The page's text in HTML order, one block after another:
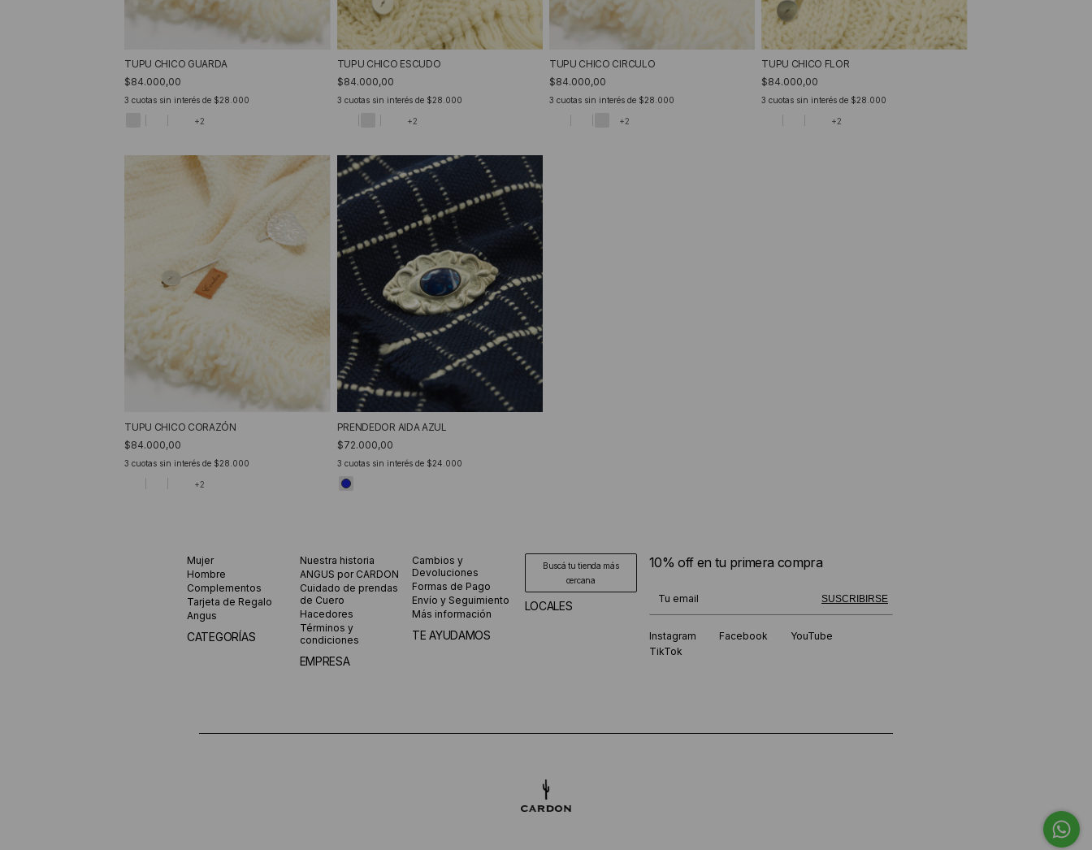
TUPU CHICO GUARDA
$84.000,00
3 cuotas sin interés de $28.000
+2
TUPU CHICO ESCUDO
$84.000,00
3 cuotas sin interés de $28.000
+2
TUPU CHICO CIRCULO
$84.000,00
3 cuotas sin interés de $28.000
+2
TUPU CHICO FLOR
$84.000,00
3 cuotas sin interés de $28.000
+2
TUPU CHICO CORAZÓN
$84.000,00
3 cuotas sin interés de $28.000
+2
PRENDEDOR AIDA AZUL
$72.000,00
3 cuotas sin interés de $24.000
Mujer
Hombre
Complementos
Tarjeta de Regalo
Angus
CATEGORÍAS
Nuestra historia
ANGUS por CARDON
Cuidado de prendas
de Cuero
Hacedores
Términos y
condiciones
EMPRESA
Cambios y
Devoluciones
Formas de Pago
Envío y Seguimiento
Más información
TE AYUDAMOS
Buscá tu tienda más
cercana
LOCALES
10% off en tu primera compra
SUSCRIBIRSE
¡Te suscribiste exitosamente!
Instagram Facebook
YouTube
TikTok